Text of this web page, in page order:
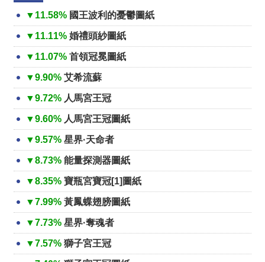
▼11.58% 國王波利的憂鬱圖紙
▼11.11% 婚禮頭紗圖紙
▼11.07% 首領冠冕圖紙
▼9.90% 艾希流蘇
▼9.72% 人馬宮王冠
▼9.60% 人馬宮王冠圖紙
▼9.57% 星界·天命者
▼8.73% 能量探測器圖紙
▼8.35% 寶瓶宮寶冠[1]圖紙
▼7.99% 黃鳳蝶翅膀圖紙
▼7.73% 星界·奪魂者
▼7.57% 獅子宮王冠